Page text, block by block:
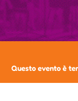
Questo evento è